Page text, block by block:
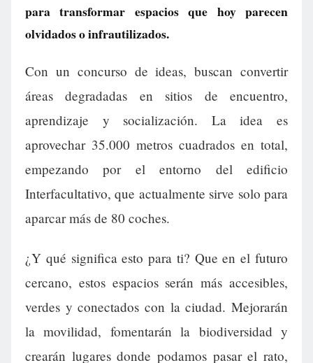
para transformar espacios que hoy parecen
olvidados o infrautilizados.
Con un concurso de ideas, buscan convertir
áreas degradadas en sitios de encuentro,
aprendizaje y socialización. La idea es
aprovechar 35.000 metros cuadrados en total,
empezando por el entorno del edificio
Interfacultativo, que actualmente sirve solo para
aparcar más de 80 coches.
¿Y qué significa esto para ti? Que en el futuro
cercano, estos espacios serán más accesibles,
verdes y conectados con la ciudad. Mejorarán
la movilidad, fomentarán la biodiversidad y
crearán lugares donde podamos pasar el rato,